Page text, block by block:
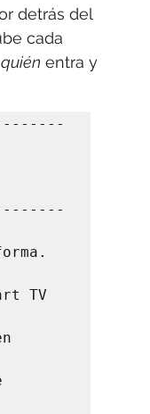
detrás del
cada
quién entra y
TV